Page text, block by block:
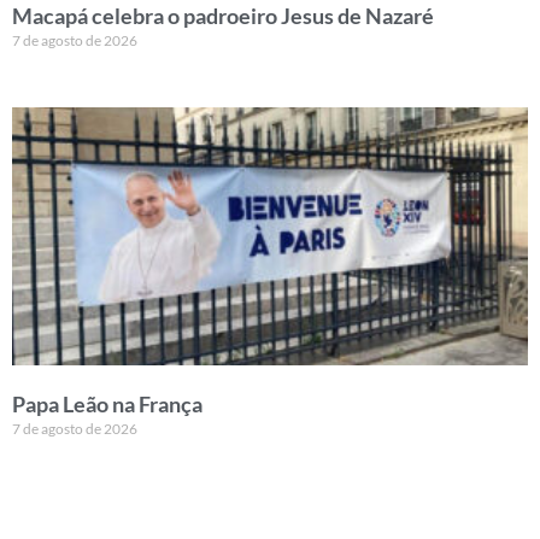
Macapá celebra o padroeiro Jesus de Nazaré
7 de agosto de 2026
Papa Leão na França
7 de agosto de 2026